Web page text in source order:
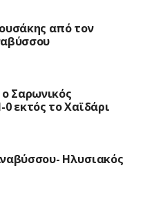
από τον
Σαρωνικός
εκτός το Χαϊδάρι
Ηλυσιακός